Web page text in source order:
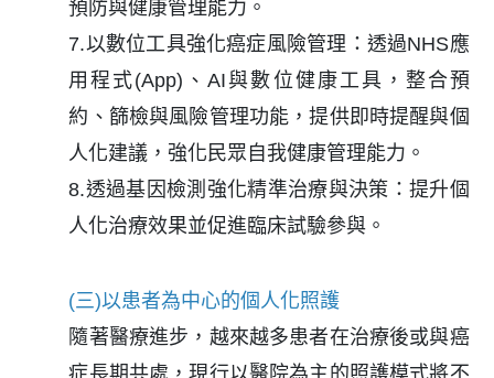
預防與健康管理能力。
7.以數位工具強化癌症風險管理：透過NHS應
用程式(App)、AI與數位健康工具，整合預
約、篩檢與風險管理功能，提供即時提醒與個
人化建議，強化民眾自我健康管理能力。
8.透過基因檢測強化精準治療與決策：提升個
人化治療效果並促進臨床試驗參與。
(三)以患者為中心的個人化照護
隨著醫療進步，越來越多患者在治療後或與癌
症長期共處，現行以醫院為主的照護模式將不